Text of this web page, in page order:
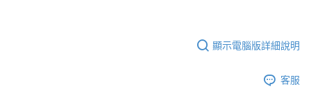
顯示電腦版詳細說明
客服